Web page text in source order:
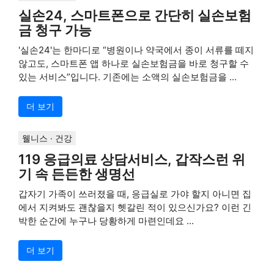
실손24, 스마트폰으로 간단히 실손보험
금 청구 가능
'실손24'는 한마디로 “병원이나 약국에서 종이 서류를 떼지
않고도, 스마트폰 앱 하나로 실손보험금을 바로 청구할 수
있는 서비스”입니다. 기존에는 소액의 실손보험금을 ...
더 보기
웰니스 · 건강
119 응급의료 상담서비스, 갑작스런 위
기 속 든든한 생명선
갑자기 가족이 쓰러졌을 때, 응급실로 가야 할지 아니면 집
에서 지켜봐도 괜찮을지 헷갈린 적이 있으신가요? 이런 긴
박한 순간에 누구나 당황하게 마련인데요 ...
더 보기